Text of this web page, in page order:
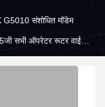
G5010 संशोधित मॉडेम
सभी ऑपरेटर रूटर वाईफाई